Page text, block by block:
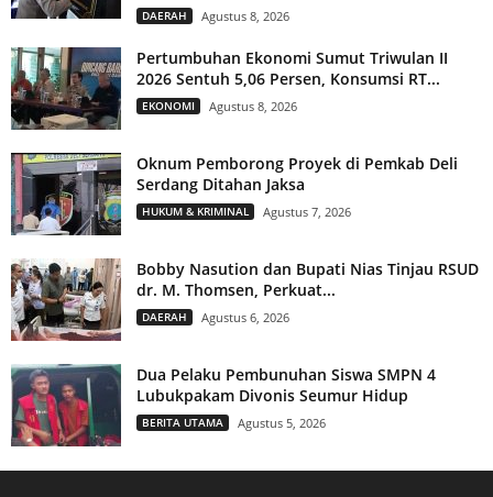
DAERAH Agustus 8, 2026
Pertumbuhan Ekonomi Sumut Triwulan II
2026 Sentuh 5,06 Persen, Konsumsi RT...
EKONOMI Agustus 8, 2026
Oknum Pemborong Proyek di Pemkab Deli
Serdang Ditahan Jaksa
HUKUM & KRIMINAL Agustus 7, 2026
Bobby Nasution dan Bupati Nias Tinjau RSUD
dr. M. Thomsen, Perkuat...
DAERAH Agustus 6, 2026
Dua Pelaku Pembunuhan Siswa SMPN 4
Lubukpakam Divonis Seumur Hidup
BERITA UTAMA Agustus 5, 2026